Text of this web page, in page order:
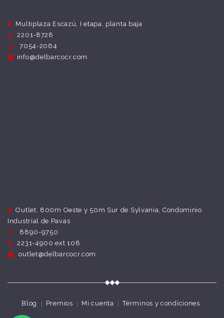
Multiplaza Escazú, I etapa, planta baja
2201-8728
7054-2064
info@delbarcocr.com
Outlet, 800m Oeste y 50m Sur de Sylvania, Condominio
Industrial de Pavas
8890-9750
2231-4900 ext 108
outlet@delbarcocr.com
Blog Premios Mi cuenta Términos y condiciones